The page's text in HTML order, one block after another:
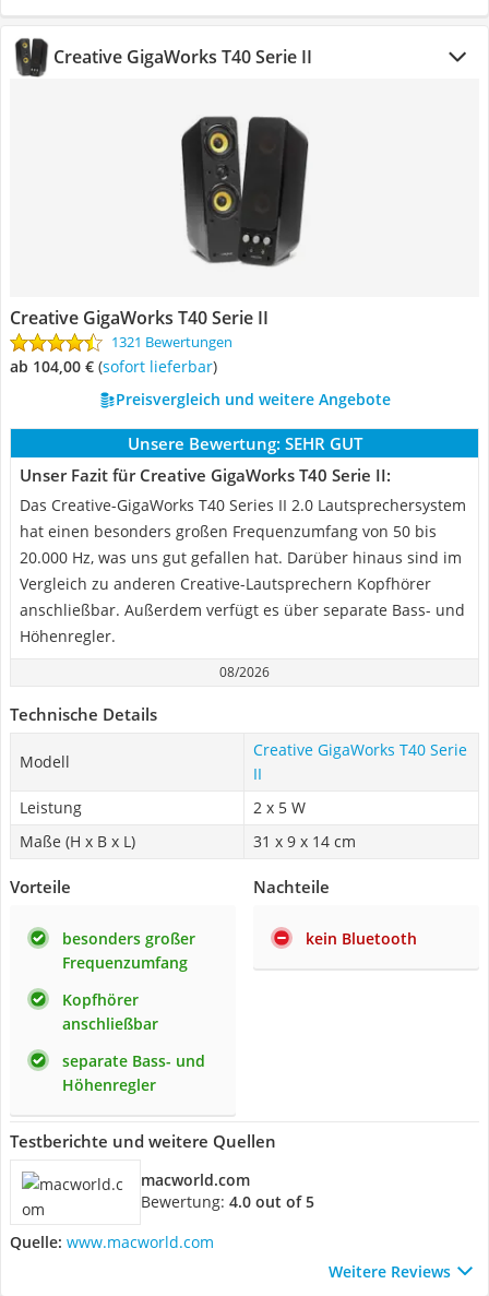
Creative GigaWorks T40 Serie II
Creative GigaWorks T40 Serie II
1321 Bewertungen
ab 104,00 € ( Sofort lieferbar)
Preisvergleich und weitere Angebote
Unsere Bewertung: SEHR GUT
Unser Fazit für Creative GigaWorks T40 Serie II:
Das Creative-GigaWorks T40 Series II 2.0 Lautsprechersystem
hat einen besonders großen Frequenzumfang von 50 bis
20.000 Hz, was uns gut gefallen hat. Darüber hinaus sind im
Vergleich zu anderen Creative-Lautsprechern Kopfhörer
anschließbar. Außerdem verfügt es über separate Bass- und
Höhenregler.
08/2026
Technische Details
Modell
Creative GigaWorks T40 Serie
II
Leistung
2 x 5 W
Maße (H x B x L)
31 x 9 x 14 cm
Vorteile
besonders großer
Frequenzumfang
Kopfhörer
anschließbar
separate Bass- und
Höhenregler
Nachteile
kein Bluetooth
Testberichte und weitere Quellen
macworld.com
Bewertung: 4.0 out of 5
Quelle: www.macworld.com
Weitere Reviews